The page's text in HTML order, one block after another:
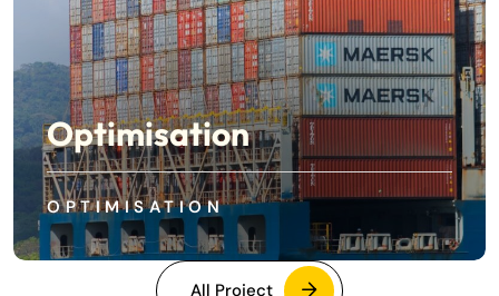
Optimisation
OPTIMISATION
All Project